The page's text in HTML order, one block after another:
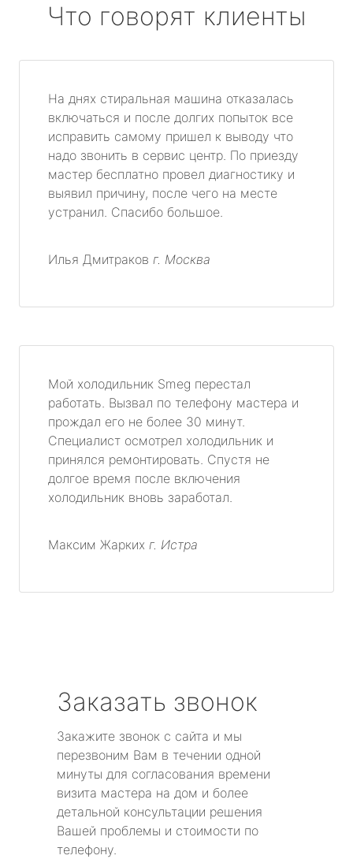
Что говорят клиенты
На днях стиральная машина отказалась
включаться и после долгих попыток все
исправить самому пришел к выводу что
надо звонить в сервис центр. По приезду
мастер бесплатно провел диагностику и
выявил причину, после чего на месте
устранил. Спасибо большое.
Илья Дмитраков г. Москва
Мой холодильник Smeg перестал
работать. Вызвал по телефону мастера и
прождал его не более 30 минут.
Специалист осмотрел холодильник и
принялся ремонтировать. Спустя не
долгое время после включения
холодильник вновь заработал.
Максим Жарких г. Истра
Заказать звонок
Закажите звонок с сайта и мы
перезвоним Вам в течении одной
минуты для согласования времени
визита мастера на дом и более
детальной консультации решения
Вашей проблемы и стоимости по
телефону.